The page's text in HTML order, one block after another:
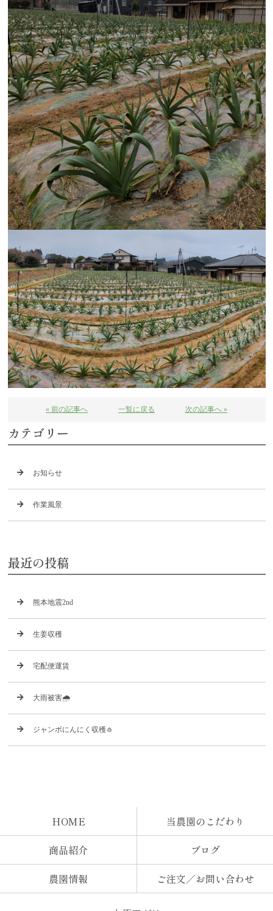
« 前の記事へ 一覧に戻る 次の記事へ »
カテゴリー
お知らせ
作業風景
最近の投稿
熊本地震2nd
生姜収穫
宅配便運賃
大雨被害🌧️
ジャンボにんにく収穫🧄
HOME
当農園のこだわり
商品紹介
ブログ
農園情報
ご注文／お問い合わせ